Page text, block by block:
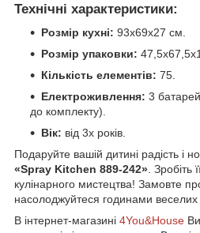
Технічні характеристики:
Розмір кухні: 93х69х27 см.
Розмір упаковки:
Кількість елементів: 75.
Електроживлення: 3
до комплекту).
Вік: від 3х років.
Подаруйте вашій дитині радість і
«Spray Kitchen 889-242». Зробіть
кулінарного мистецтва! Замовте
насолоджуйтеся годинами веселих
В інтернет-магазині 4You&House